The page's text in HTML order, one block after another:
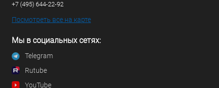
+7 (495) 644-22-92
Посмотреть все на карте
Мы в социальных сетях:
Telegram
Rutube
YouTube